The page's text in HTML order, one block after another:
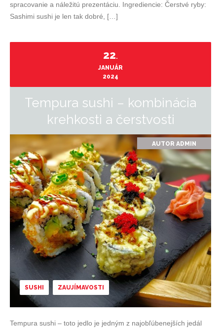
spracovanie a náležitú prezentáciu. Ingrediencie: Čerstvé ryby:
Sashimi sushi je len tak dobré, […]
22.
JANUÁR
2024
Tempura sushi – kombinácia
krehkosti a čerstvosti
AUTOR ADMIN
SUSHI ZAUJÍMAVOSTI
Tempura sushi – toto jedlo je jedným z najobľúbenejších jedál